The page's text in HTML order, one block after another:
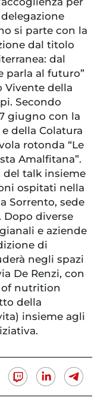
si parte con la
dal titolo
dal
parla al futuro”
Vivente della
Secondo
giugno con la
della Colatura
rotonda “Le
Amalfitana”.
del talk insieme
ospitati nella
Sorrento, sede
Dopo diverse
e aziende
di
negli spazi
De Renzi, con
of nutrition
della
insieme agli